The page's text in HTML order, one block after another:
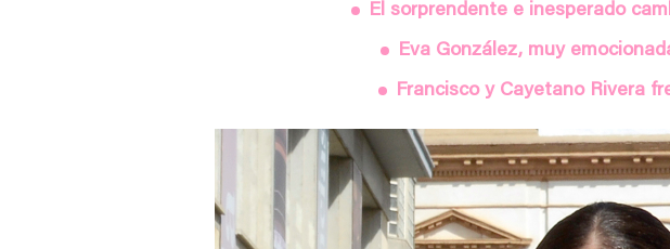
El sorprendente e inesperado
Eva González, muy
Francisco y Cayetano Rivera